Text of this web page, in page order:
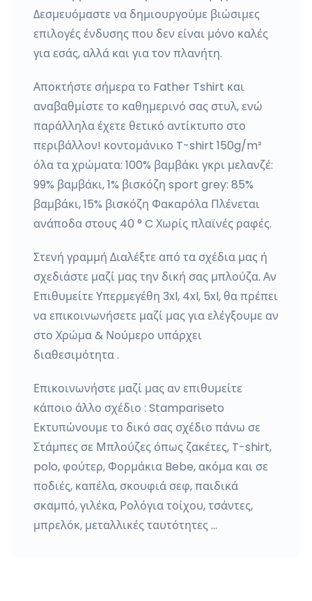
Δεσμευόμαστε να δημιουργούμε βιώσιμες
επιλογές ένδυσης που δεν είναι μόνο καλές
για εσάς, αλλά και για τον πλανήτη.
Αποκτήστε σήμερα το Father Tshirt και
αναβαθμίστε το καθημερινό σας στυλ, ενώ
παράλληλα έχετε θετικό αντίκτυπο στο
περιβάλλον! κοντομάνικο T-shirt 150g/m²
όλα τα χρώματα: 100% βαμβάκι γκρι μελανζέ:
99% βαμβάκι, 1% βισκόζη sport grey: 85%
βαμβάκι, 15% βισκόζη Φακαρόλα Πλένεται
ανάποδα στους 40 ° C Χωρίς πλαϊνές ραφές.
Στενή γραμμή Διαλέξτε από τα σχέδια μας ή
σχεδιάστε μαζί μας την δική σας μπλούζα. Αν
Επιθυμείτε Υπερμεγέθη 3xl, 4xl, 5xl, θα πρέπει
να επικοινωνήσετε μαζί μας για ελέγξουμε αν
στο Χρώμα & Νούμερο υπάρχει
διαθεσιμότητα .
Επικοινωνήστε μαζί μας αν επιθυμείτε
κάποιο άλλο σχέδιο : Stampariseto
Εκτυπώνουμε το δικό σας σχέδιο πάνω σε
Στάμπες σε Μπλούζες όπως ζακέτες, T-shirt,
polo, φούτερ, Φορμάκια Bebe, ακόμα και σε
ποδιές, καπέλα, σκουφιά σεφ, παιδικά
σκαμπό, γιλέκα, Ρολόγια τοίχου, τσάντες,
μπρελόκ, μεταλλικές ταυτότητες …